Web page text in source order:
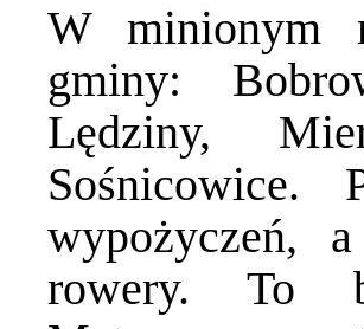
W minionym
gminy:
Lędziny,
Sośnicowice.
wypożyczeń,
rowery. To